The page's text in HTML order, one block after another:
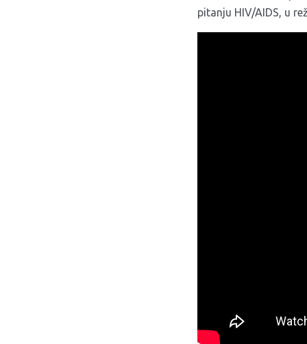
pitanju HIV/AIDS, u
Trailer za